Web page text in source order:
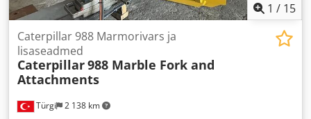
1 / 15
Türgi 2 138 km
Caterpillar 988 Marmorivars ja
lisaseadmed
Caterpillar988 Marble Fork and
Attachments